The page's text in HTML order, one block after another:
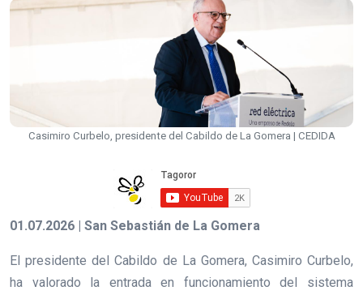
Casimiro Curbelo, presidente del Cabildo de La Gomera | CEDIDA
01.07.2026 | San Sebastián de La Gomera
El presidente del Cabildo de La Gomera, Casimiro Curbelo,
ha valorado la entrada en funcionamiento del sistema